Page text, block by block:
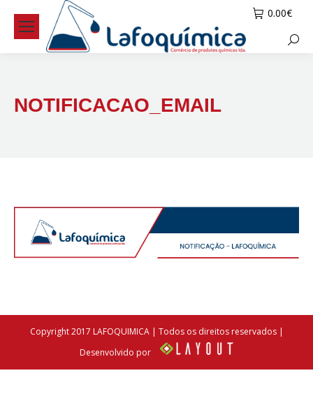
0.00€
NOTIFICACAO_EMAIL
Copyright 2017 LAFOQUIMICA | Todos os direitos reservados |
Desenvolvido por